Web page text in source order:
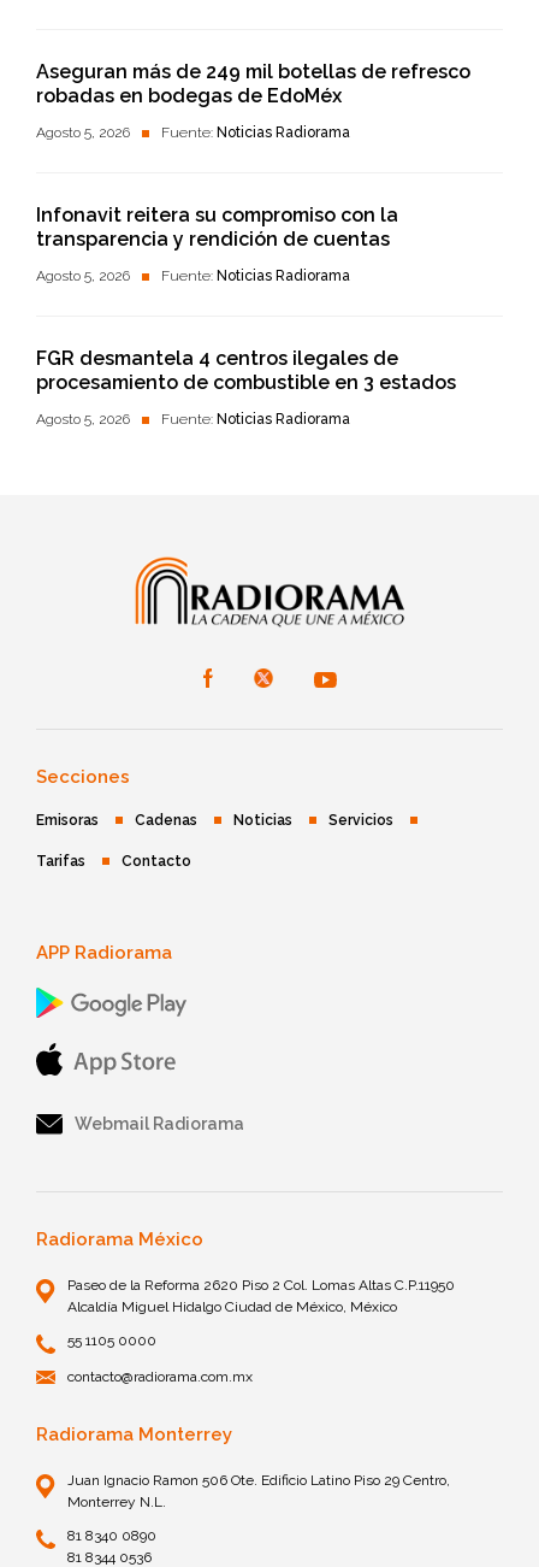
Aseguran más de 249 mil botellas de refresco
robadas en bodegas de EdoMéx
Agosto 5, 2026 Fuente: Noticias Radiorama
Infonavit reitera su compromiso con la
transparencia y rendición de cuentas
Agosto 5, 2026 Fuente: Noticias Radiorama
FGR desmantela 4 centros ilegales de
procesamiento de combustible en 3 estados
Agosto 5, 2026 Fuente: Noticias Radiorama
Secciones
Emisoras Cadenas Noticias Servicios
Tarifas Contacto
APP Radiorama
Webmail Radiorama
Radiorama México
Paseo de la Reforma 2620 Piso 2 Col. Lomas Altas C.P.11950
Alcaldía Miguel Hidalgo Ciudad de México, México
55 1105 0000
contacto@radiorama.com.mx
Radiorama Monterrey
Juan Ignacio Ramon 506 Ote. Edificio Latino Piso 29 Centro,
Monterrey N.L.
81 8340 0890
81 8344 0536